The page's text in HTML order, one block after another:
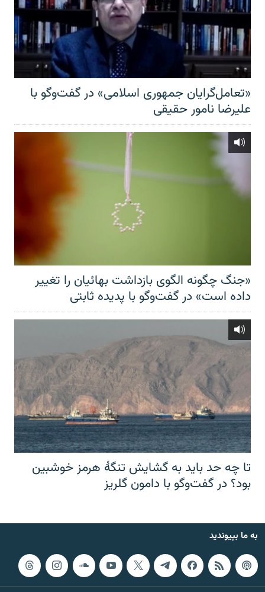
«تعامل‌گرایان جمهوری اسلامی» در گفت‌وگو با
علیرضا نامور حقیقی
«جنگ چگونه الگوی بازداشت بهائیان را تغییر
داده است» در گفت‌وگو با پدیده ثابتی
تا چه حد باید به گشایش تنگهٔ هرمز خوشبین
بود؟ در گفت‌وگو با دامون گلریز
به ما بپیوندید